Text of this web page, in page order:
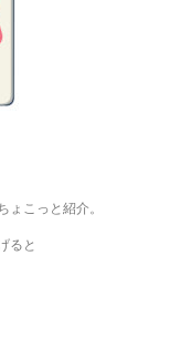
こっと紹介。
ると